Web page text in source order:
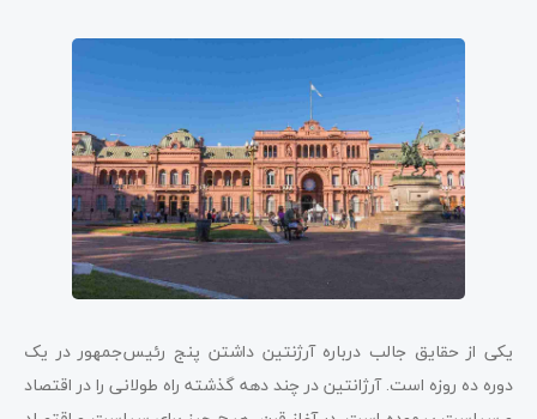
یکی از حقایق جالب درباره آرژنتین داشتن پنج رئیس‌جمهور در یک
دوره ده روزه است. آرژانتین در چند دهه گذشته راه طولانی را در اقتصاد